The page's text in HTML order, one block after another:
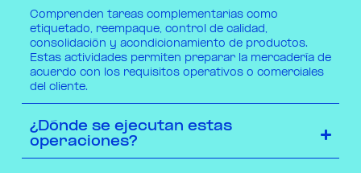
Comprenden tareas complementarias como
etiquetado, reempaque, control de calidad,
consolidación y acondicionamiento de productos.
Estas actividades permiten preparar la mercadería de
acuerdo con los requisitos operativos o comerciales
del cliente.
¿Dónde se ejecutan estas
operaciones?